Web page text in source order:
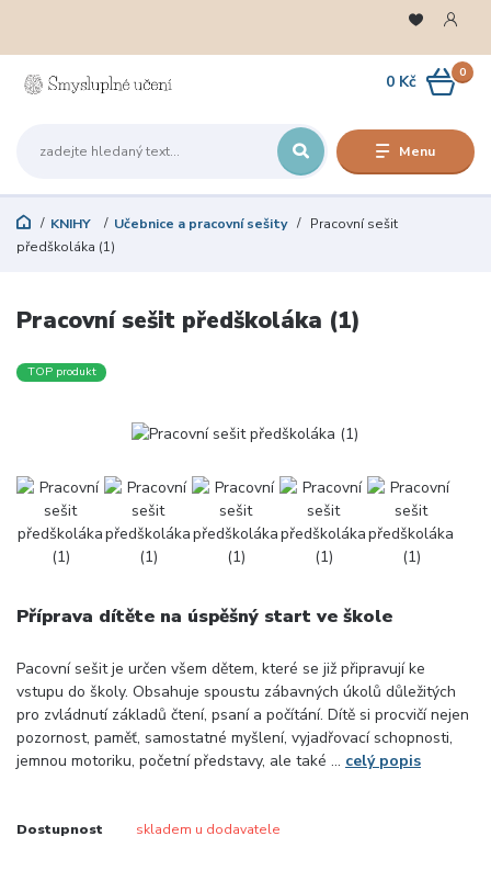
Menu
0
0 Kč
KNIHY Učebnice a pracovní sešity
Pracovní sešit
předškoláka (1)
Pracovní sešit předškoláka (1)
TOP produkt
Příprava dítěte na úspěšný start ve škole
Pacovní sešit je určen všem dětem, které se již připravují ke
vstupu do školy. Obsahuje spoustu zábavných úkolů důležitých
pro zvládnutí základů čtení, psaní a počítání. Dítě si procvičí nejen
pozornost, paměť, samostatné myšlení, vyjadřovací schopnosti,
jemnou motoriku, početní představy, ale také ... celý popis
Dostupnost skladem u dodavatele